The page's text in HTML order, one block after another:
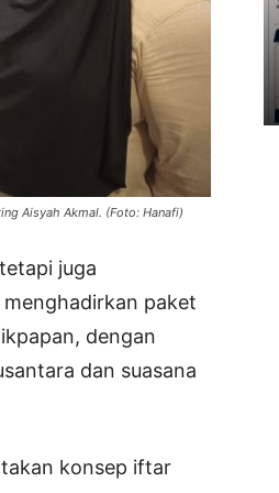
Aisyah Akmal. (Foto: Hanafi)
juga
paket
dengan
dan suasana
konsep iftar